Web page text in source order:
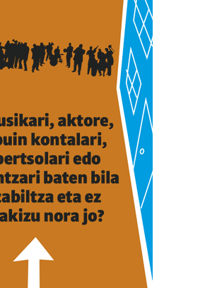
dizute baimenik eskatzen, eta beren
babesten dira. Ikusi gure
beren ustez zein helburutarako
eta horren aurka nola egin
prozesatzeko moduari
eta ezarri zure lehentasunak
unetan alda edo ken dezakezu
adierazpenean.
propioak eta hirugarrenen cookie-
ditu. Zure esperientzia eta
asmoz, cookie teknologiaz
hau onartuz gero, teknologia hori
ematen diguzu.
Gehiago